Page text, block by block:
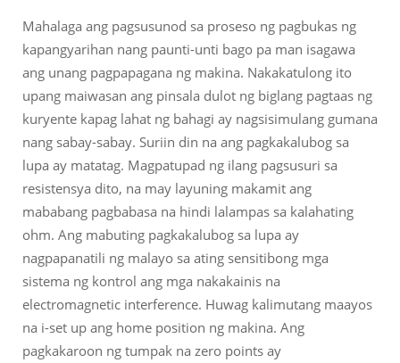
Mahalaga ang pagsusunod sa proseso ng pagbukas ng
kapangyarihan nang paunti-unti bago pa man isagawa
ang unang pagpapagana ng makina. Nakakatulong ito
upang maiwasan ang pinsala dulot ng biglang pagtaas ng
kuryente kapag lahat ng bahagi ay nagsisimulang gumana
nang sabay-sabay. Suriin din na ang pagkakalubog sa
lupa ay matatag. Magpatupad ng ilang pagsusuri sa
resistensya dito, na may layuning makamit ang
mababang pagbabasa na hindi lalampas sa kalahating
ohm. Ang mabuting pagkakalubog sa lupa ay
nagpapanatili ng malayo sa ating sensitibong mga
sistema ng kontrol ang mga nakakainis na
electromagnetic interference. Huwag kalimutang maayos
na i-set up ang home position ng makina. Ang
pagkakaroon ng tumpak na zero points ay